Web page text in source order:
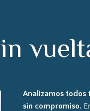
in vuelt
Analizamos todos
sin compromiso.